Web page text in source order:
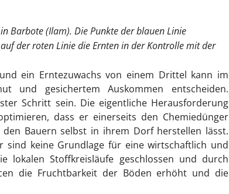
Barbote (Ilam). Die Punkte der blauen Linie
der roten Linie die Ernten in der Kontrolle mit der
ein Erntezuwachs von einem Drittel kann im
und gesichertem Auskommen entscheiden.
Schritt sein. Die eigentliche Herausforderung
dass er einerseits den Chemiedünger
Bauern selbst in ihrem Dorf herstellen lässt.
sind keine Grundlage für eine wirtschaftlich und
lokalen Stoffkreisläufe geschlossen und durch
die Fruchtbarkeit der Böden erhöht und die